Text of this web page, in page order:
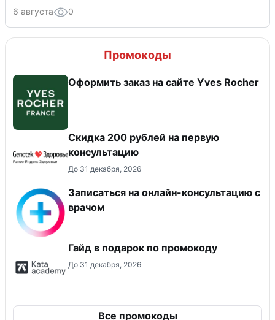
6 августа 0
Промокоды
Оформить заказ на сайте Yves Rocher
Скидка 200 рублей на первую
консультацию
До 31 декабря, 2026
Записаться на онлайн-консультацию с
врачом
Гайд в подарок по промокоду
До 31 декабря, 2026
Все промокоды